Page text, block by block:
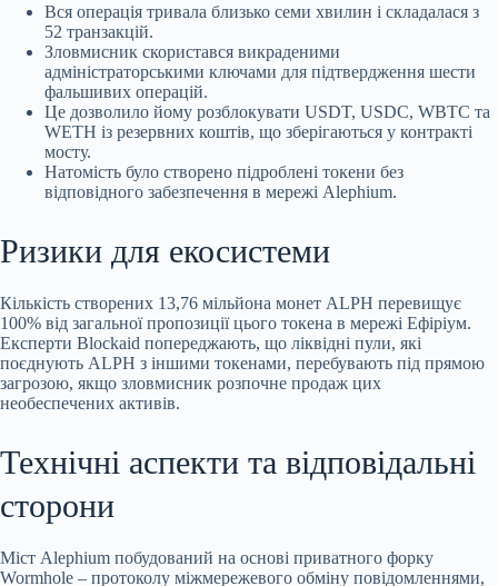
Вся операція тривала близько семи хвилин і складалася з
52 транзакцій.
Зловмисник скористався викраденими
адміністраторськими ключами для підтвердження шести
фальшивих операцій.
Це дозволило йому розблокувати USDT, USDC, WBTC та
WETH із резервних коштів, що зберігаються у контракті
мосту.
Натомість було створено підроблені токени без
відповідного забезпечення в мережі Alephium.
Ризики для екосистеми
Кількість створених 13,76 мільйона монет ALPH перевищує
100% від загальної пропозиції цього токена в мережі Ефіріум.
Експерти Blockaid попереджають, що ліквідні пули, які
поєднують ALPH з іншими токенами, перебувають під прямою
загрозою, якщо зловмисник розпочне продаж цих
необеспечених активів.
Технічні аспекти та відповідальні
сторони
Міст Alephium побудований на основі приватного форку
Wormhole – протоколу міжмережевого обміну повідомленнями,